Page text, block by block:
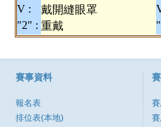
V :
戴開縫眼罩
"2" : 重戴
賽事資料
報名表
排位表(本地)